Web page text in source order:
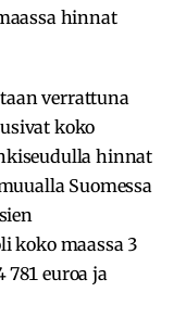
hinnat
verrattuna
koko
hinnat
Suomessa
koko maassa 3
781 euroa ja